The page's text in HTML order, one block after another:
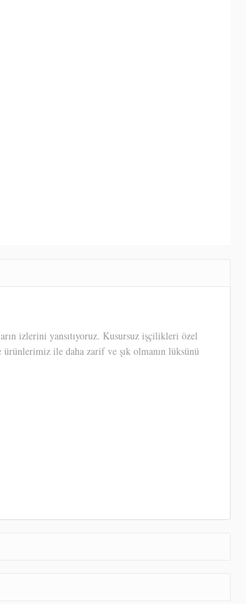
izlerini yansıtıyoruz. Kusursuz işçilikleri özel
ile daha zarif ve şık olmanın lüksünü